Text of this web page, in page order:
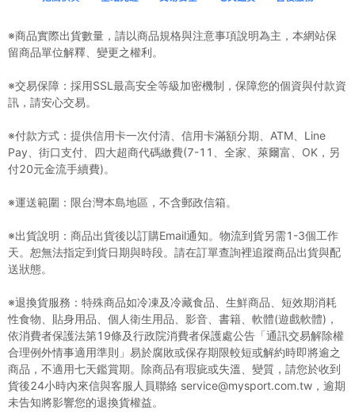
※商品實際出貨數量，請以商品規格與注意事項說明為主，本網站保
留商品單位解釋、變更之權利。
※交易保障：採用SSL最高安全等級加密機制，保障您的個資與付款資
訊，請安心交易。
※付款方式：提供信用卡一次付清、信用卡滿額分期、ATM、Line
Pay、街口支付、四大超商代碼繳費(7-11、全家、萊爾富、OK，另
付20元金流手續費)。
※運送範圍：限台灣本島地區，不含郵政信箱。
※出貨說明：商品出貨後以訂購Email通知。物流到貨另需1-3個工作
天。恕無法指定到貨日期與時段。請在訂單查詢裡追蹤商品出貨與配
送狀態。
※退換貨服務：特殊商品如冷凍及冷藏食品、生鮮商品、短效期消耗
性食物、貼身用品、個人衛生用品、影音、書籍、軟體(遊戲軟體)，
依消費者保護法第19條及行政院消費者保護處公告「通訊交易解除權
合理例外情事適用準則」易於腐敗或保存期限較短或解約時即將逾之
商品，不適用七天鑑賞期。除商品有瑕疵或失溫、變質，請您於收到
貨後24小時內來信與客服人員聯絡 service@mysport.com.tw，逾期
未告知將影響您的退換貨權益。